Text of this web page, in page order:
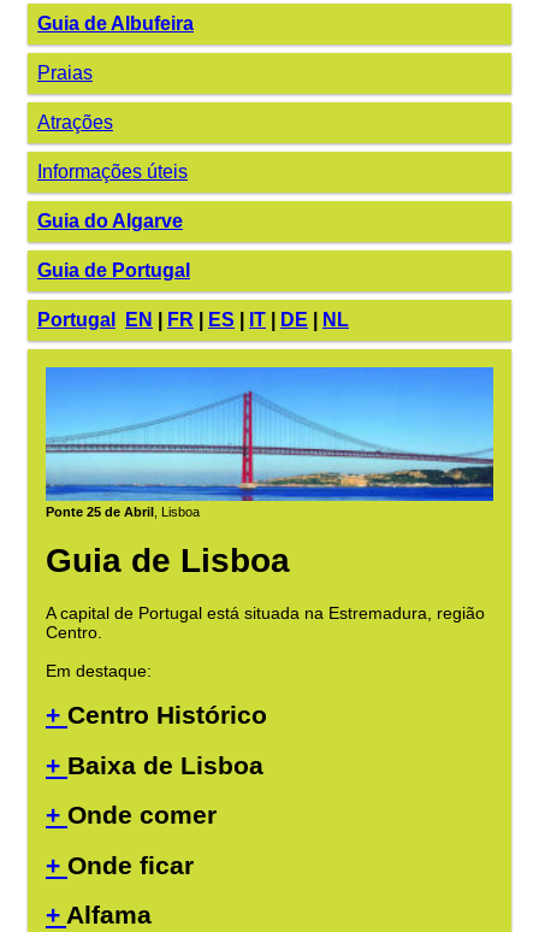
Guia de Albufeira
Praias
Atrações
Informações úteis
Guia do Algarve
Guia de Portugal
Portugal EN FR ES IT DE NL
Ponte 25 de Abril , Lisboa
Guia de Lisboa
A capital de Portugal está situada na Estremadura, região
Centro.
Em destaque:
+ Centro Histórico
+ Baixa de Lisboa
+ Onde comer
+ Onde ficar
+ Alfama